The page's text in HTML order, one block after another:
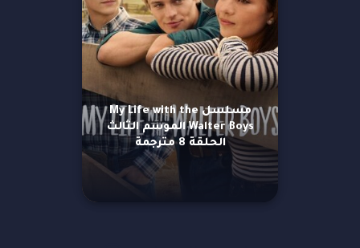
مسلسل My Life with the
Walter Boys الموسم الثالث
الحلقة 8 مترجمة